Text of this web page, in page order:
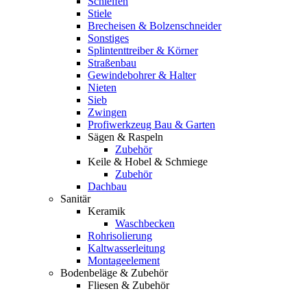
Stiele
Brecheisen & Bolzenschneider
Sonstiges
Splintenttreiber & Körner
Straßenbau
Gewindebohrer & Halter
Nieten
Sieb
Zwingen
Profiwerkzeug Bau & Garten
Sägen & Raspeln
Zubehör
Keile & Hobel & Schmiege
Zubehör
Dachbau
Sanitär
Keramik
Waschbecken
Rohrisolierung
Kaltwasserleitung
Montageelement
Bodenbeläge & Zubehör
Fliesen & Zubehör